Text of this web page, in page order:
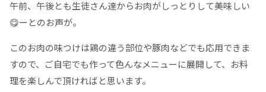
午前、午後とも生徒さん達からお肉がしっとりして美味しい
😋ーとのお声が。
このお肉の味つけは鶏の違う部位や豚肉などでも応用できま
すので、ご自宅でも作って色んなメニューに展開して、お料
理を楽しんで頂ければと思います。